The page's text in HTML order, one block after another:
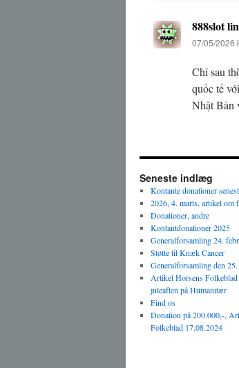
888slot
07/05/2026
Chỉ sau
quốc tế
Nhật Bản
Seneste indlæg
Kontante donationer
2026, 4. marts, artikel om
Donationer, andre
Kontantdonationer 2025
Generalforsamling 24.
Støtte til Knæk Cancer
Generalforsamling den
Artikel Horsens
juleaften på Humanitær
Find os
Donation på 200.000,-,
Folkeblad 17.08.2024